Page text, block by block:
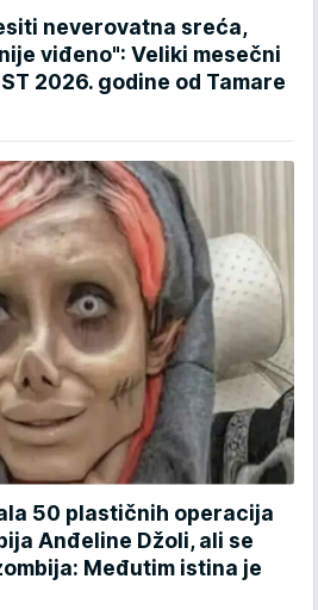
neverovatna sreća,
viđeno": Veliki mesečni
2026. godine od Tamare
50 plastičnih operacija
Anđeline Džoli, ali se
Međutim istina je